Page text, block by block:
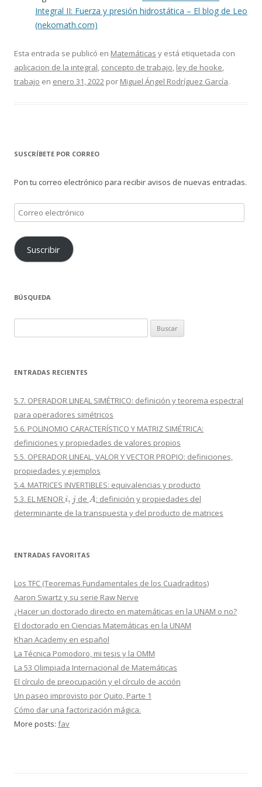
Integral II: Fuerza y presión hidrostática – El blog de Leo
(nekomath.com)
Esta entrada se publicó en Matemáticas y está etiquetada con
aplicacion de la integral, concepto de trabajo, ley de hooke,
trabajo en enero 31, 2022 por Miguel Ángel Rodríguez García.
SUSCRÍBETE POR CORREO
Pon tu correo electrónico para recibir avisos de nuevas entradas.
Correo
electrónico
Suscribir
BÚSQUEDA
ENTRADAS RECIENTES
5.7. OPERADOR LINEAL SIMÉTRICO: definición y teorema espectral
para operadores simétricos
5.6. POLINOMIO CARACTERÍSTICO Y MATRIZ SIMÉTRICA:
definiciones y propiedades de valores propios
5.5. OPERADOR LINEAL, VALOR Y VECTOR PROPIO: definiciones,
propiedades y ejemplos
5.4. MATRICES INVERTIBLES: equivalencias y producto
5.3. EL MENORi,j de A: definición y propiedades del
determinante de la transpuesta y del producto de matrices
ENTRADAS FAVORITAS
Los TFC (Teoremas Fundamentales de los Cuadraditos)
Aaron Swartz y su serie Raw Nerve
¿Hacer un doctorado directo en matemáticas en la UNAM o no?
El doctorado en Ciencias Matemáticas en la UNAM
Khan Academy en español
La Técnica Pomodoro, mi tesis y la OMM
La 53 Olimpiada Internacional de Matemáticas
El círculo de preocupación y el círculo de acción
Un paseo improvisto por Quito, Parte 1
Cómo dar una factorización mágica.
More posts: fav